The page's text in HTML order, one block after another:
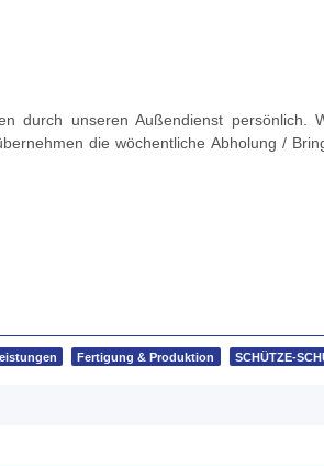
unseren Außendienst persönlich.
die wöchentliche Abholung /
Fertigung & Produktion SCHÜTZE-